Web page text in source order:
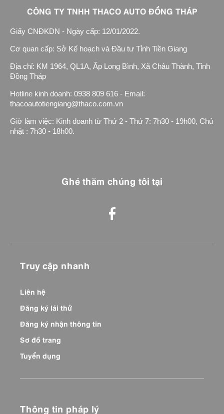
CÔNG TY TNHH THACO AUTO ĐỒNG THÁP
Giấy CNĐKDN - Ngày cấp: 12/01/2022.
Cơ quan cấp: Sở Kế hoạch và Đầu tư Tỉnh Tiền Giang
Địa chỉ: KM 1964, QL1A, Ấp Long Bình, Xã Châu Thành, Tỉnh
Đồng Tháp
Hotline kinh doanh: 0938 809 616 - Email:
thacoautotiengiang@thaco.com.vn
Giờ làm việc: Kinh doanh từ Thứ 2 - Thứ 7: 7h30 - 19h00, Chủ
nhật : 7h30 - 18h00.
Ghé thăm chúng tôi tại
Truy cập nhanh
Liên hệ
Đăng ký lái thử
Đăng ký nhận thông tin
Sơ đồ trang
Tuyển dụng
Thông tin pháp lý